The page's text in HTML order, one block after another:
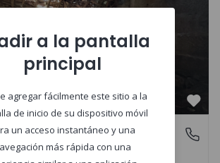
e Justes, Vila Real
e Justes, Vila Real
a la pantalla
principal
agregar fácilmente este sitio a la
de inicio de su dispositivo móvil
un acceso instantáneo y una
más rápida con una